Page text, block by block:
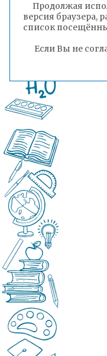
Продолжая
версия браузера,
список
Если Вы не